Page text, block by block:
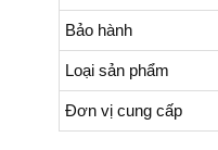
Bảo hành
Loại sản phẩm
Đơn vị cung cấp